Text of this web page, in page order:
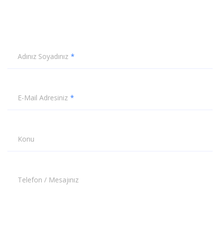
Adınız Soyadınız
E-Mail Adresiniz
Konu
Telefon / Mesajınız